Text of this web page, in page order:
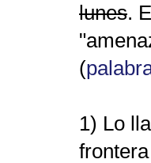
lunes.
(
1) Lo